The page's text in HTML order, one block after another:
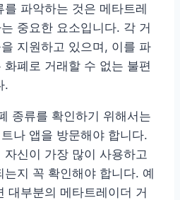
파악하는 것은 메타트레
중요한 요소입니다. 각 거
지원하고 있으며, 이를 파
폐로 거래할 수 없는 불편
.
종류를 확인하기 위해서는
나 앱을 방문해야 합니다.
신이 가장 많이 사용하고
지 꼭 확인해야 합니다. 예
대부분의 메타트레이더 거